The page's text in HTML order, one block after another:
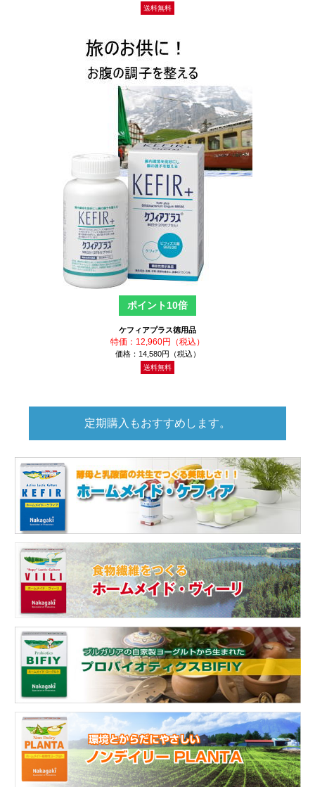
送料無料
ポイント10倍
ケフィアプラス徳用品
特価：12,960円（税込）
価格：14,580円（税込）
送料無料
定期購入もおすすめします。